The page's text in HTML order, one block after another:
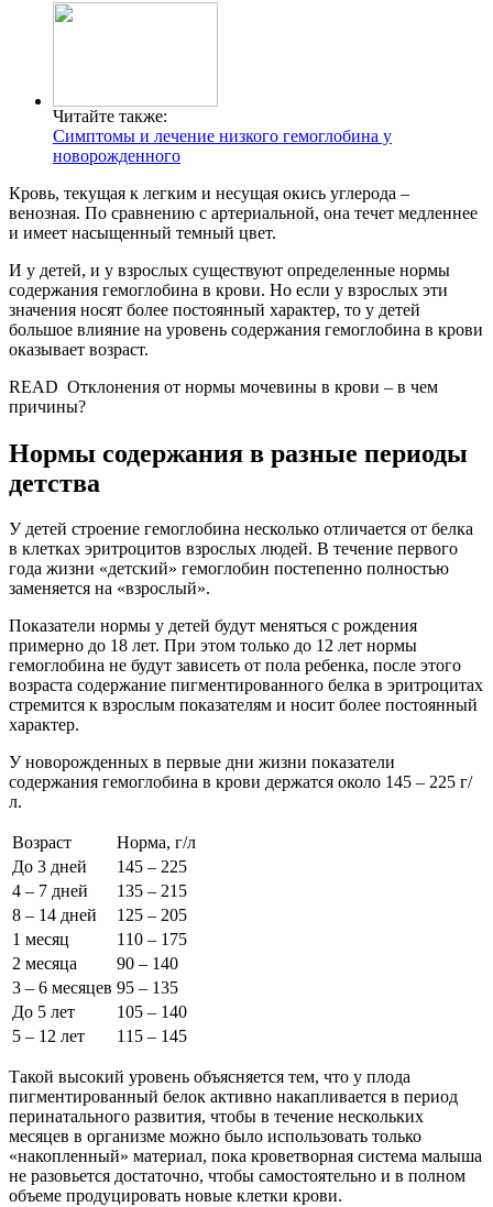
Читайте также:
Симптомы и лечение низкого гемоглобина у
новорожденного
Кровь, текущая к легким и несущая окись углерода –
венозная. По сравнению с артериальной, она течет медленнее
и имеет насыщенный темный цвет.
И у детей, и у взрослых существуют определенные нормы
содержания гемоглобина в крови. Но если у взрослых эти
значения носят более постоянный характер, то у детей
большое влияние на уровень содержания гемоглобина в крови
оказывает возраст.
READ Отклонения от нормы мочевины в крови – в чем
причины?
Нормы содержания в разные периоды
детства
У детей строение гемоглобина несколько отличается от белка
в клетках эритроцитов взрослых людей. В течение первого
года жизни «детский» гемоглобин постепенно полностью
заменяется на «взрослый».
Показатели нормы у детей будут меняться с рождения
примерно до 18 лет. При этом только до 12 лет нормы
гемоглобина не будут зависеть от пола ребенка, после этого
возраста содержание пигментированного белка в эритроцитах
стремится к взрослым показателям и носит более постоянный
характер.
У новорожденных в первые дни жизни показатели
содержания гемоглобина в крови держатся около 145 – 225 г/
л.
Возраст
Норма, г/л
До 3 дней
145 – 225
4 – 7 дней
135 – 215
8 – 14 дней
125 – 205
1 месяц
110 – 175
2 месяца
90 – 140
3 – 6 месяцев 95 – 135
До 5 лет
105 – 140
5 – 12 лет
115 – 145
Такой высокий уровень объясняется тем, что у плода
пигментированный белок активно накапливается в период
перинатального развития, чтобы в течение нескольких
месяцев в организме можно было использовать только
«накопленный» материал, пока кроветворная система малыша
не разовьется достаточно, чтобы самостоятельно и в полном
объеме продуцировать новые клетки крови.